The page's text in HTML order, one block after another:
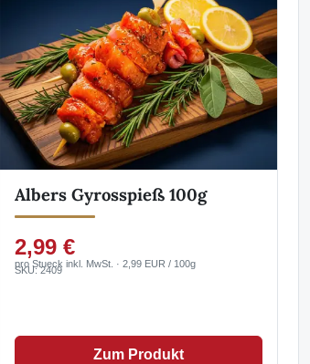
Albers Gyrosspieß 100g
2,99 €
pro Stueck inkl. MwSt. · 2,99 EUR / 100g
SKU: 2409
Zum Produkt